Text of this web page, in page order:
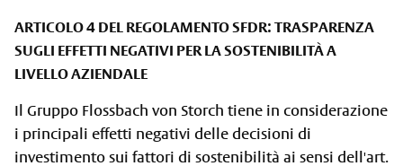
ARTICOLO 4 DEL REGOLAMENTO SFDR: TRASPARENZA
SUGLI EFFETTI NEGATIVI PER LA SOSTENIBILITÀ A
LIVELLO AZIENDALE
Il Gruppo Flossbach von Storch tiene in considerazione
i principali effetti negativi delle decisioni di
investimento sui fattori di sostenibilità ai sensi dell'art.